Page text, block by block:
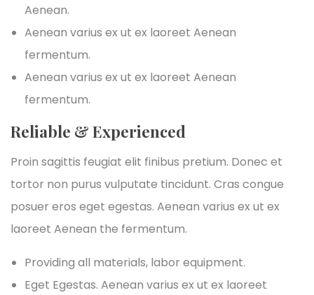
Aenean.
Aenean varius ex ut ex laoreet Aenean
fermentum.
Aenean varius ex ut ex laoreet Aenean
fermentum.
Reliable & Experienced
Proin sagittis feugiat elit finibus pretium. Donec et
tortor non purus vulputate tincidunt. Cras congue
posuer eros eget egestas. Aenean varius ex ut ex
laoreet Aenean the fermentum.
Providing all materials, labor equipment.
Eget Egestas. Aenean varius ex ut ex laoreet